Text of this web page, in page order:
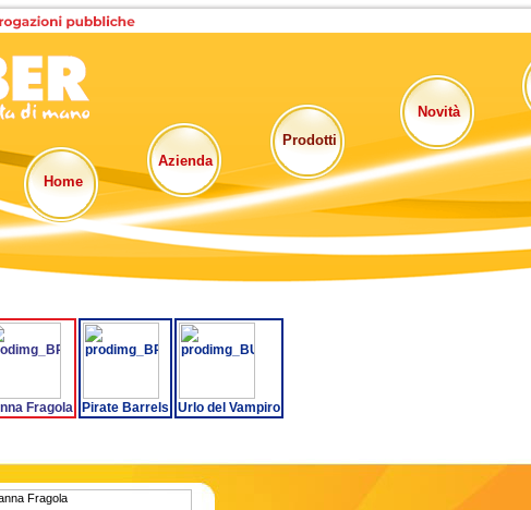
Home
Azienda
Prodotti
Novità
Fragola Pirate Barrels Urlo del Vampiro